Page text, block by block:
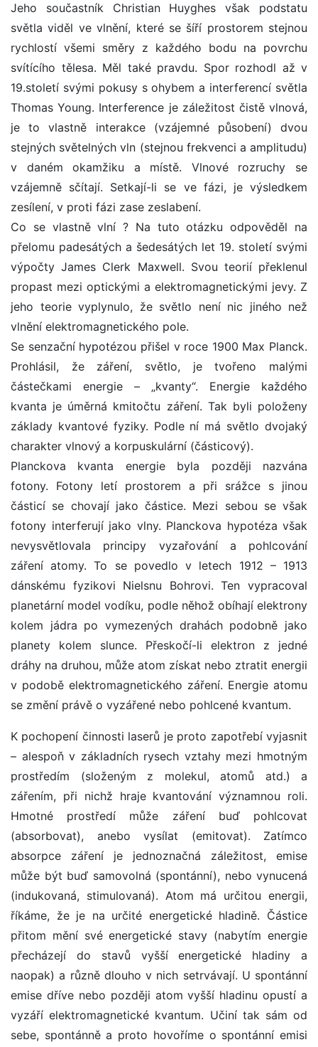
Jeho součastník Christian Huyghes však podstatu
světla viděl ve vlnění, které se šíří prostorem stejnou
rychlostí všemi směry z každého bodu na povrchu
svítícího tělesa. Měl také pravdu. Spor rozhodl až v
19.století svými pokusy s ohybem a interferencí světla
Thomas Young. Interference je záležitost čistě vlnová,
je to vlastně interakce (vzájemné působení) dvou
stejných světelných vln (stejnou frekvenci a amplitudu)
v daném okamžiku a místě. Vlnové rozruchy se
vzájemně sčítají. Setkají-li se ve fázi, je výsledkem
zesílení, v proti fázi zase zeslabení.
Co se vlastně vlní ? Na tuto otázku odpověděl na
přelomu padesátých a šedesátých let 19. století svými
výpočty James Clerk Maxwell. Svou teorií překlenul
propast mezi optickými a elektromagnetickými jevy. Z
jeho teorie vyplynulo, že světlo není nic jiného než
vlnění elektromagnetického pole.
Se senzační hypotézou přišel v roce 1900 Max Planck.
Prohlásil, že záření, světlo, je tvořeno malými
částečkami energie – „kvanty“. Energie každého
kvanta je úměrná kmitočtu záření. Tak byli položeny
základy kvantové fyziky. Podle ní má světlo dvojaký
charakter vlnový a korpuskulární (částicový).
Planckova kvanta energie byla později nazvána
fotony. Fotony letí prostorem a při srážce s jinou
částicí se chovají jako částice. Mezi sebou se však
fotony interferují jako vlny. Planckova hypotéza však
nevysvětlovala principy vyzařování a pohlcování
záření atomy. To se povedlo v letech 1912 – 1913
dánskému fyzikovi Nielsnu Bohrovi. Ten vypracoval
planetární model vodíku, podle něhož obíhají elektrony
kolem jádra po vymezených drahách podobně jako
planety kolem slunce. Přeskočí-li elektron z jedné
dráhy na druhou, může atom získat nebo ztratit energii
v podobě elektromagnetického záření. Energie atomu
se změní právě o vyzářené nebo pohlcené kvantum.
K pochopení činnosti laserů je proto zapotřebí vyjasnit
– alespoň v základních rysech vztahy mezi hmotným
prostředím (složeným z molekul, atomů atd.) a
zářením, při nichž hraje kvantování významnou roli.
Hmotné prostředí může záření buď pohlcovat
(absorbovat), anebo vysílat (emitovat). Zatímco
absorpce záření je jednoznačná záležitost, emise
může být buď samovolná (spontánní), nebo vynucená
(indukovaná, stimulovaná). Atom má určitou energii,
říkáme, že je na určité energetické hladině. Částice
přitom mění své energetické stavy (nabytím energie
přecházejí do stavů vyšší energetické hladiny a
naopak) a různě dlouho v nich setrvávají. U spontánní
emise dříve nebo později atom vyšší hladinu opustí a
vyzáří elektromagnetické kvantum. Učiní tak sám od
sebe, spontánně a proto hovoříme o spontánní emisi